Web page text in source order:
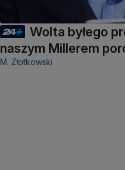
Wolta byłego
naszym Millerem
M. Złotkowski